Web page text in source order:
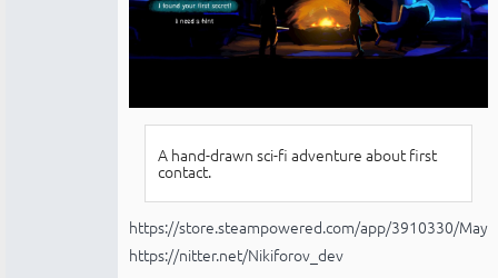
A hand-drawn sci-fi adventure about first
contact.
https://store.steampowered.com/app/3910330/
https://nitter.net/Nikiforov_dev